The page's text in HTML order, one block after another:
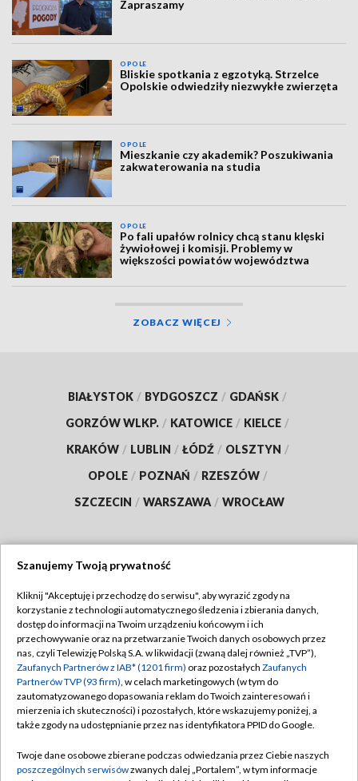
Zapraszamy
OPOLE
Bliskie spotkania z egzotyką. Strzelce
Opolskie odwiedziły niezwykłe zwierzęta
OPOLE
Mieszkanie czy akademik? Poszukiwania
zakwaterowania na studia
OPOLE
Po fali upałów rolnicy chcą stanu klęski
żywiołowej i komisji. Problemy w
większości powiatów województwa
ZOBACZ WIĘCEJ
BIAŁYSTOK / BYDGOSZCZ / GDAŃSK /
GORZÓW WLKP. / KATOWICE / KIELCE /
KRAKÓW / LUBLIN / ŁÓDŹ / OLSZTYN /
OPOLE / POZNAŃ / RZESZÓW /
SZCZECIN / WARSZAWA / WROCŁAW
TVP
Abonament TVP
Emisja w TVP
Centrum informacji TVP
Naziemna Telewizja Cyfrowa
Rada Programowa
Regulamin TVP
Polityka prywatności
Moje zgody
Pomoc
Kontakt
Szanujemy Twoją prywatność
Kliknij "Akceptuję i przechodzę do serwisu", aby wyrazić zgody na
korzystanie z technologii automatycznego śledzenia i zbierania danych,
dostęp do informacji na Twoim urządzeniu końcowym i ich
przechowywanie oraz na przetwarzanie Twoich danych osobowych przez
nas, czyli Telewizję Polską S.A. w likwidacji (zwaną dalej również „TVP”),
Zaufanych Partnerów z IAB* (1201 firm) oraz pozostałych Zaufanych
Partnerów TVP (93 firm), w celach marketingowych (w tym do
zautomatyzowanego dopasowania reklam do Twoich zainteresowań i
mierzenia ich skuteczności) i pozostałych, które wskazujemy poniżej, a
także zgody na udostępnianie przez nas identyfikatora PPID do Google.
Twoje dane osobowe zbierane podczas odwiedzania przez Ciebie naszych
poszczególnych serwisówzwanych dalej „Portalem”, w tym informacje